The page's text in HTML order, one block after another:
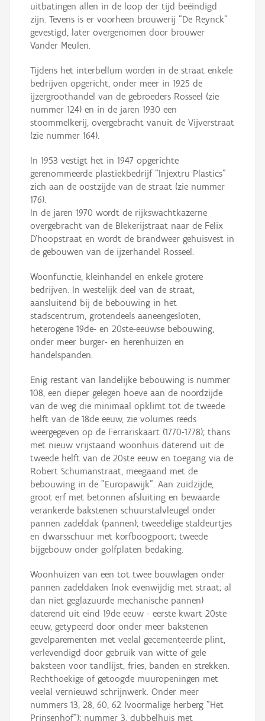
uitbatingen allen in de loop der tijd beëindigd
zijn. Tevens is er voorheen brouwerij "De Reynck"
gevestigd, later overgenomen door brouwer
Vander Meulen.
Tijdens het interbellum worden in de straat enkele
bedrijven opgericht, onder meer in 1925 de
ijzergroothandel van de gebroeders Rosseel (zie
nummer 124) en in de jaren 1930 een
stoommelkerij, overgebracht vanuit de Vijverstraat
(zie nummer 164).
In 1953 vestigt het in 1947 opgerichte
gerenommeerde plastiekbedrijf "Injextru Plastics"
zich aan de oostzijde van de straat (zie nummer
176).
In de jaren 1970 wordt de rijkswachtkazerne
overgebracht van de Blekerijstraat naar de Felix
D'hoopstraat en wordt de brandweer gehuisvest in
de gebouwen van de ijzerhandel Rosseel.
Woonfunctie, kleinhandel en enkele grotere
bedrijven. In westelijk deel van de straat,
aansluitend bij de bebouwing in het
stadscentrum, grotendeels aaneengesloten,
heterogene 19de- en 20ste-eeuwse bebouwing,
onder meer burger- en herenhuizen en
handelspanden.
Enig restant van landelijke bebouwing is nummer
108, een dieper gelegen hoeve aan de noordzijde
van de weg die minimaal opklimt tot de tweede
helft van de 18de eeuw, zie volumes reeds
weergegeven op de Ferrariskaart (1770-1778); thans
met nieuw vrijstaand woonhuis daterend uit de
tweede helft van de 20ste eeuw en toegang via de
Robert Schumanstraat, meegaand met de
bebouwing in de "Europawijk". Aan zuidzijde,
groot erf met betonnen afsluiting en bewaarde
verankerde bakstenen schuurstalvleugel onder
pannen zadeldak (pannen); tweedelige staldeurtjes
en dwarsschuur met korfboogpoort; tweede
bijgebouw onder golfplaten bedaking.
Woonhuizen van een tot twee bouwlagen onder
pannen zadeldaken (nok evenwijdig met straat; al
dan niet geglazuurde mechanische pannen)
daterend uit eind 19de eeuw - eerste kwart 20ste
eeuw, getypeerd door onder meer bakstenen
gevelparementen met veelal gecementeerde plint,
verlevendigd door gebruik van witte of gele
baksteen voor tandlijst, fries, banden en strekken.
Rechthoekige of getoogde muuropeningen met
veelal vernieuwd schrijnwerk. Onder meer
nummers 13, 28, 60, 62 (voormalige herberg "Het
Prinsenhof"); nummer 3, dubbelhuis met